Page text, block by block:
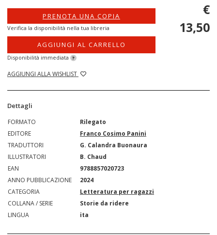
PRENOTA UNA COPIA
Verifica la disponibilità nella tua libreria
AGGIUNGI AL CARRELLO
Disponibilità immediata ?
AGGIUNGI ALLA WISHLIST
€
13,50
Dettagli
FORMATO
Rilegato
EDITORE
Franco Cosimo Panini
TRADUTTORI
G. Calandra Buonaura
ILLUSTRATORI
B. Chaud
EAN
9788857020723
ANNO PUBBLICAZIONE
2024
CATEGORIA
Letteratura per ragazzi
COLLANA / SERIE
Storie da ridere
LINGUA
ita